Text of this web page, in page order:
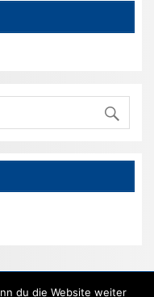
du die Website weiter